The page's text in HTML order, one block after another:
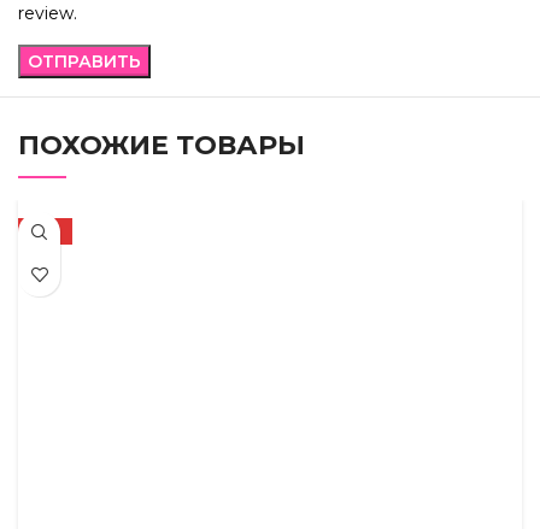
review.
ПОХОЖИЕ ТОВАРЫ
-17%